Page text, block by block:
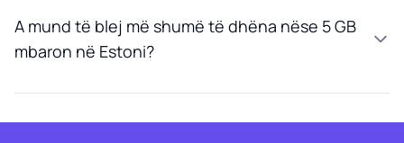
A mund të blej më shumë të dhëna nëse 5 GB
mbaron në Estoni?